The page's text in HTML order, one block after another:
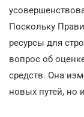
Поскольку
ресурсы для
вопрос об
средств. Она
новых путей, но